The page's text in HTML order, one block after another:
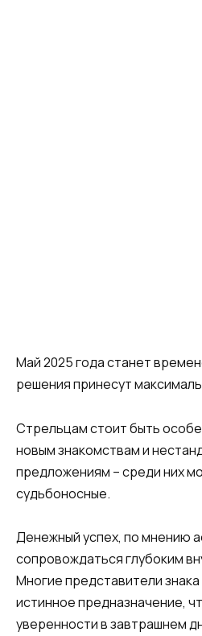
Май 2025 года станет
решения принесут
Стрельцам стоит быть
новым знакомствам и
предложениям – среди них
судьбоносные.
Денежный успех, по мнению
сопровождаться глубоким
Многие представители
истинное предназначение,
уверенности в завтрашнем